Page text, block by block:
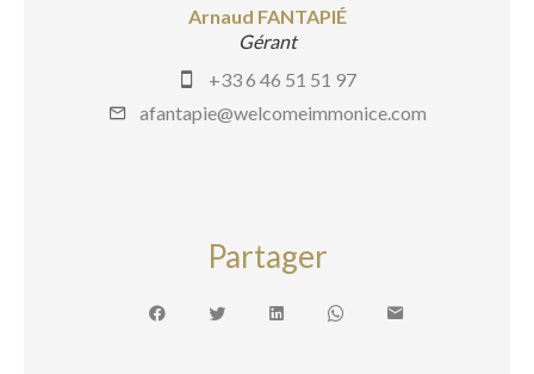
Arnaud FANTAPIÉ
Gérant
+33 6 46 51 51 97
afantapie@welcomeimmonice.com
Partager